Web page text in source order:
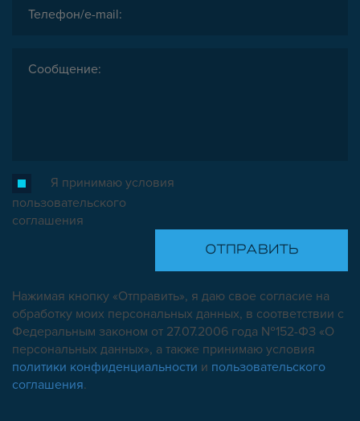
Я принимаю условия
пользовательского
соглашения
Нажимая кнопку «Отправить», я даю свое согласие на
обработку моих персональных данных, в соответствии с
Федеральным законом от 27.07.2006 года №152-ФЗ «О
персональных данных», а также принимаю условия
политики конфиденциальности и пользовательского
соглашения.